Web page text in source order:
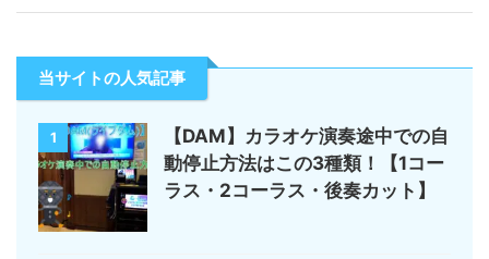
当サイトの人気記事
1
【DAM】カラオケ演奏途中での自
動停止方法はこの3種類！【1コー
ラス・2コーラス・後奏カット】